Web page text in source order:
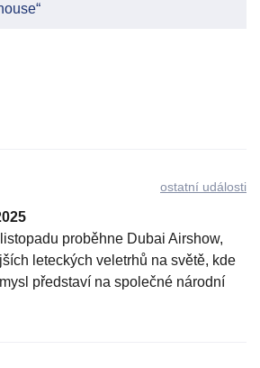
ostatní události
proběhne Dubai Airshow,
leteckých veletrhů na světě, kde
představí na společné národní